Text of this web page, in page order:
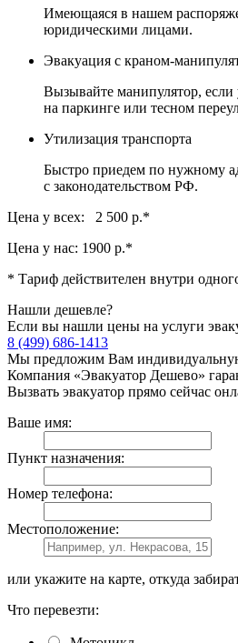
Имеющаяся в нашем
юридическими лицами.
Эвакуация с краном-
Вызывайте манипулятор, если
на паркинге или тесном
Утилизация транспорта
Быстро приедем по нужному
с законодательством РФ.
Цена у всех: 2 500 р.*
Цена у нас: 1900 р.*
* Тариф действителен внутри
Нашли дешевле?
Если вы нашли цены на услуги
8 (499) 686-1413
Мы предложим Вам
Компания «Эвакуатор Дешево»
Вызвать эвакуатор прямо сейчас
Ваше имя:
Пункт назначения:
Номер телефона:
Местоположение:
или укажите на карте, откуда
Что перевезти: